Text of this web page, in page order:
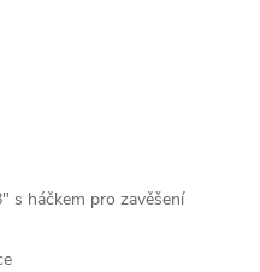
s háčkem pro zavěšení